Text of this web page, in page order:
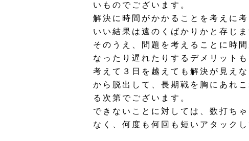
いものでございます。
解決に時間がかかることを考えに
いい結果は遠のくばかりかと存じま
そのうえ、問題を考えることに時
なったり遅れたりするデメリットも
考えて３日を越えても解決が見え
から脱出して、長期戦を胸にあれ
る次第でございます。
できないことに対しては、数打ち
なく、何度も何回も短いアタック